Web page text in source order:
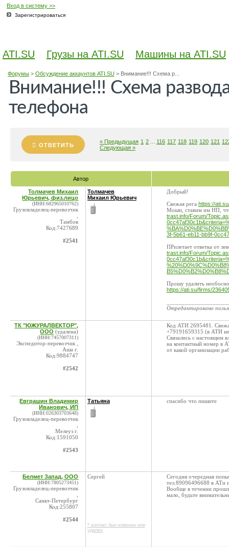
Вход в систему >>
Зарегистрироваться
ATI.SU Грузы на ATI.SU Машины на ATI.SU
Форумы> Обсуждение аккаунтов ATI.SU> Внимание!!! Схема р...
Внимание!!! Схема
телефона
ОТВЕТИТЬ
« Предыдущая 1 2 116 117 118 119 120 121
Следующая »
Автор
Толмачев Михаил
Юрьевич, физ.лицо
(ИНН:682965010762)
Грузовладелец-перевозчик
Тамбов
Код:7427689
#2541
Толмачев
Михаил Юрьевич
Добрый!
Свежая рега https://
Моши, ставим им НП,
trast.info/Forum/
3f-5b61-eb11-bb9f-
ПРилетает ответка от
trast.info/Forum/
Прошу удалить
https://ati.su/firms/
Отредактировано
ТК "ЮЖУРАЛВЕКТОР",
ООО (удалена)
(ИНН:7457007311)
Экспедитор-перевозчик ,
Аша г.
Код:9884747
#2542
Код АТИ 2695481.
+79191659315 (в АТИ не
Связались с настоящим
на контактный номер в
от какой организации
Евграшин Владимир
Иванович, ИП
(ИНН:026303703648)
Грузовладелец-перевозчик
Мелеуз г.
Код:1591050
#2543
Татьяна спасибо что пишите
Белмет Запад, ООО
(ИНН:7805273451)
Грузовладелец-перевозчик
Санкт-Петербург
Код:255807
#2544
Сергей
* контакт был изменен или
удален
Сегодня очередная
тел.89096496688 в АТи
Вообще в течении
мало, будьте